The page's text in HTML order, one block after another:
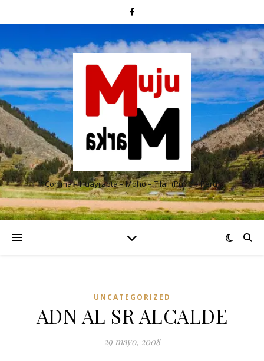
Conima – Huayrapta – Moho – Tilali (Puno – Perú)
UNCATEGORIZED
ADN AL SR ALCALDE
29 mayo, 2008